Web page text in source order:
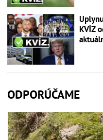
KVÍZ
ODPORÚČAME